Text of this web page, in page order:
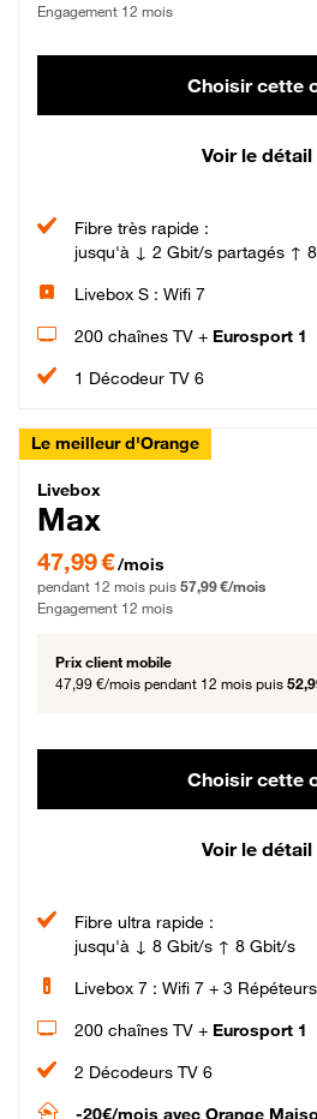
Engagement 12 mois
Choisir cette
Voir le détail
Fibre très rapide :
jusqu'à ↓ 2 Gbit/s partagés ↑
Livebox S : Wifi 7
200 chaînes TV + Eurosport 1
1 Décodeur TV 6
Le meilleur d'Orange
Livebox Max Fibre
Livebox
Max
47,99 € par mois pendant 12 mois puis
47,99 €/mois
pendant 12 mois puis 57,99 €/mois
Engagement 12 mois
Prix client mobile
47,99 €/mois pendant 12 mois puis
Choisir cette
Voir le détail
Fibre ultra rapide :
jusqu'à ↓ 8 Gbit/s ↑ 8 Gbit/s
Livebox 7 : Wifi 7 + 3
200 chaînes TV + Eurosport 1
2 Décodeurs TV 6
-20€/mois avec Orange